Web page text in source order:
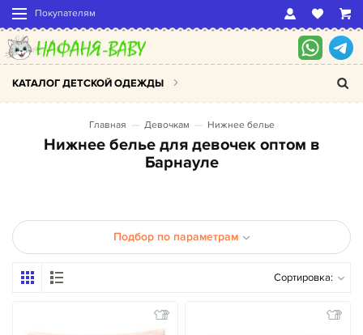
Покупателям
КАТАЛОГ ДЕТСКОЙ ОДЕЖДЫ
Главная Девочкам Нижнее белье
Нижнее белье для девочек оптом в
Барнауле
Подбор по параметрам
Сортировка: